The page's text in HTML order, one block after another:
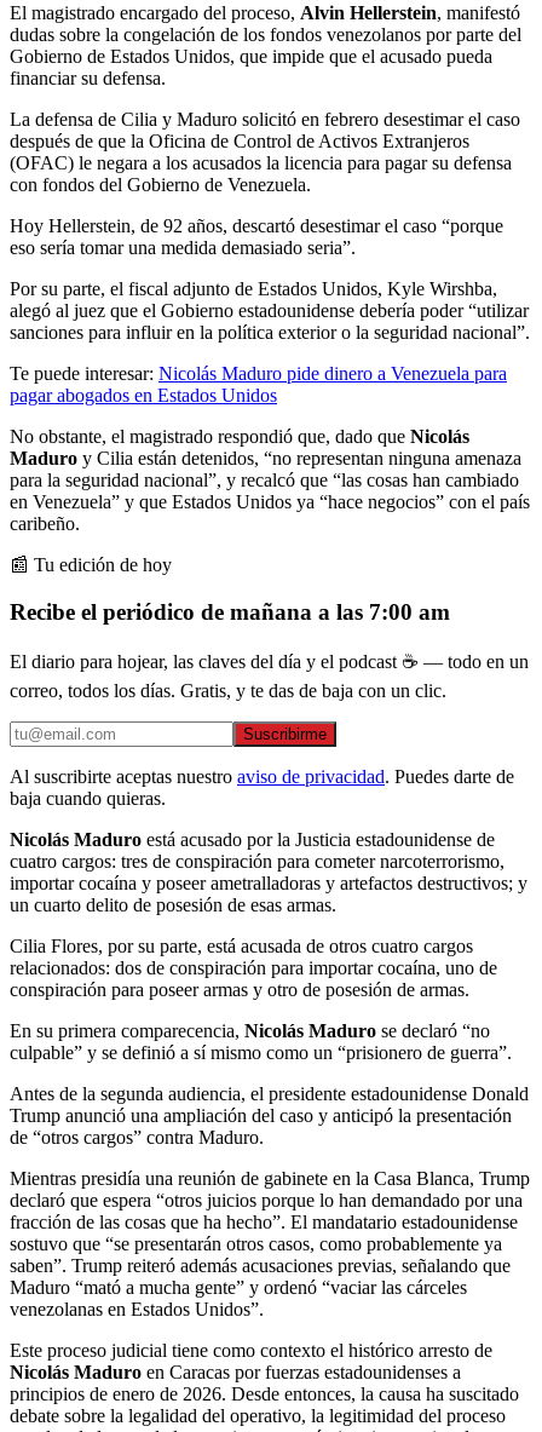
El magistrado encargado del proceso, Alvin Hellerstein, manifestó
dudas sobre la congelación de los fondos venezolanos por parte del
Gobierno de Estados Unidos, que impide que el acusado pueda
financiar su defensa.
La defensa de Cilia y Maduro solicitó en febrero desestimar el caso
después de que la Oficina de Control de Activos Extranjeros
(OFAC) le negara a los acusados la licencia para pagar su defensa
con fondos del Gobierno de Venezuela.
Hoy Hellerstein, de 92 años, descartó desestimar el caso “porque
eso sería tomar una medida demasiado seria”.
Por su parte, el fiscal adjunto de Estados Unidos, Kyle Wirshba,
alegó al juez que el Gobierno estadounidense debería poder “utilizar
sanciones para influir en la política exterior o la seguridad nacional”.
Te puede interesar: Nicolás Maduro pide dinero a Venezuela para
pagar abogados en Estados Unidos
No obstante, el magistrado respondió que, dado que Nicolás
Maduro y Cilia están detenidos, “no representan ninguna amenaza
para la seguridad nacional”, y recalcó que “las cosas han cambiado
en Venezuela” y que Estados Unidos ya “hace negocios” con el país
caribeño.
📰 Tu edición de hoy
Recibe el periódico de mañana a las 7:00 am
El diario para hojear, las claves del día y el podcast ☕ — todo en un
correo, todos los días. Gratis, y te das de baja con un clic.
Suscribirme
Al suscribirte aceptas nuestro aviso de privacidad. Puedes darte de
baja cuando quieras.
Nicolás Maduro está acusado por la Justicia estadounidense de
cuatro cargos: tres de conspiración para cometer narcoterrorismo,
importar cocaína y poseer ametralladoras y artefactos destructivos; y
un cuarto delito de posesión de esas armas.
Cilia Flores, por su parte, está acusada de otros cuatro cargos
relacionados: dos de conspiración para importar cocaína, uno de
conspiración para poseer armas y otro de posesión de armas.
En su primera comparecencia, Nicolás Maduro se declaró “no
culpable” y se definió a sí mismo como un “prisionero de guerra”.
Antes de la segunda audiencia, el presidente estadounidense Donald
Trump anunció una ampliación del caso y anticipó la presentación
de “otros cargos” contra Maduro.
Mientras presidía una reunión de gabinete en la Casa Blanca, Trump
declaró que espera “otros juicios porque lo han demandado por una
fracción de las cosas que ha hecho”. El mandatario estadounidense
sostuvo que “se presentarán otros casos, como probablemente ya
saben”. Trump reiteró además acusaciones previas, señalando que
Maduro “mató a mucha gente” y ordenó “vaciar las cárceles
venezolanas en Estados Unidos”.
Este proceso judicial tiene como contexto el histórico arresto de
Nicolás Maduro en Caracas por fuerzas estadounidenses a
principios de enero de 2026. Desde entonces, la causa ha suscitado
debate sobre la legalidad del operativo, la legitimidad del proceso